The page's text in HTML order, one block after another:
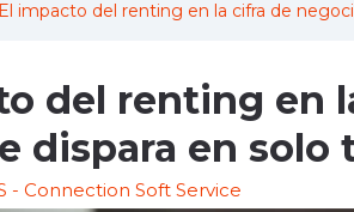
El impacto del renting en la cifra de
del renting en
dispara en solo
- Connection Soft Service